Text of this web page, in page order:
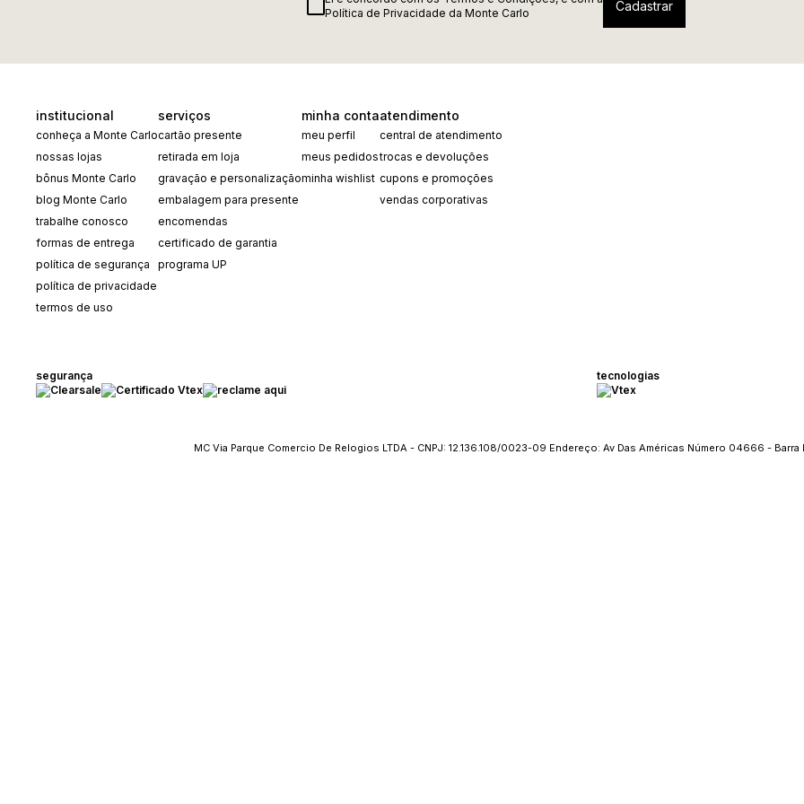
Política de Privacidade da Monte Carlo
institucional
conheça a Monte Carlo
nossas lojas
bônus Monte Carlo
blog Monte Carlo
trabalhe conosco
formas de entrega
política de segurança
política de privacidade
termos de uso
serviços
cartão presente
retirada em loja
gravação e personalização
embalagem para presente
encomendas
certificado de garantia
programa UP
minha conta
meu perfil
meus pedidos
minha wishlist
atendimento
central de atendimento
trocas e devoluções
cupons e promoções
vendas corporativas
segurança tecnologias
MC Via Parque Comercio De Relogios LTDA - CNPJ: 12.136.108/0023-09 Endereço: Av Das Américas Número 04666 -